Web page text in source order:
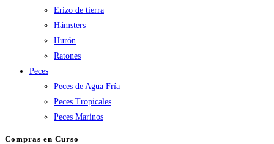
Erizo de tierra
Hámsters
Hurón
Ratones
Peces
Peces de Agua Fría
Peces Tropicales
Peces Marinos
Compras en Curso